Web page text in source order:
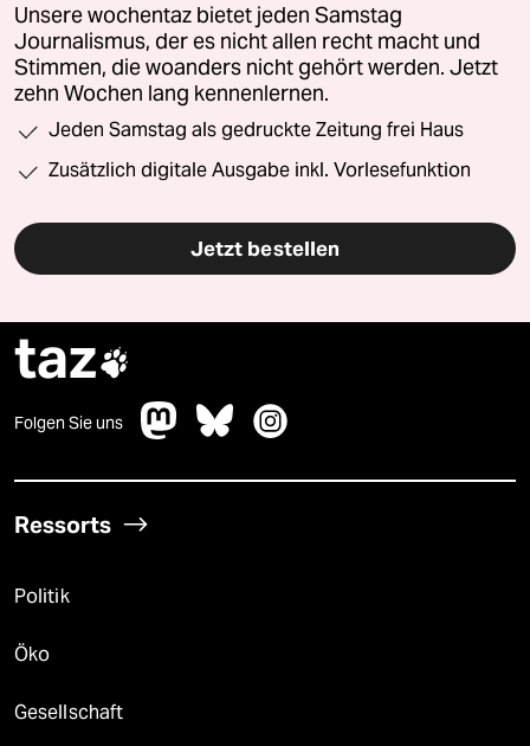
Unsere wochentaz bietet jeden Samstag
Journalismus, der es nicht allen recht macht und
Stimmen, die woanders nicht gehört werden. Jetzt
zehn Wochen lang kennenlernen.
Jeden Samstag als gedruckte Zeitung frei Haus
Zusätzlich digitale Ausgabe inkl. Vorlesefunktion
Jetzt bestellen
taz
Folgen Sie uns
Ressorts
Politik
Öko
Gesellschaft